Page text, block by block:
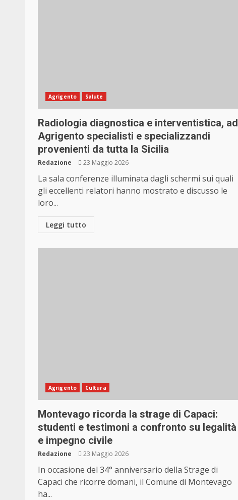
Agrigento Salute
Radiologia diagnostica e interventistica, ad
Agrigento specialisti e specializzandi
provenienti da tutta la Sicilia
Redazione 23 Maggio 2026
La sala conferenze illuminata dagli schermi sui quali
gli eccellenti relatori hanno mostrato e discusso le
loro...
Leggi tutto
Agrigento Cultura
Montevago ricorda la strage di Capaci:
studenti e testimoni a confronto su legalità
e impegno civile
Redazione 23 Maggio 2026
In occasione del 34° anniversario della Strage di
Capaci che ricorre domani, il Comune di Montevago
ha...